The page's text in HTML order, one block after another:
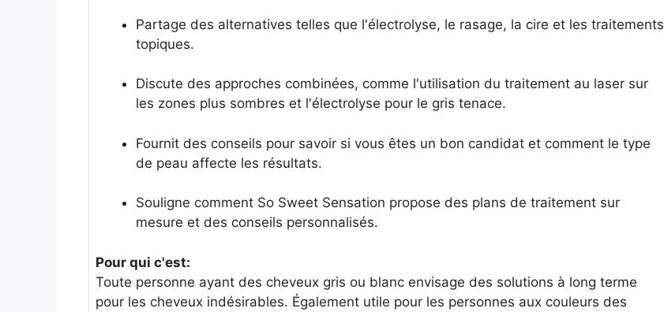
Partage des alternatives telles que l'électrolyse, le rasage, la cire et les traitements
topiques.
Discute des approches combinées, comme l'utilisation du traitement au laser sur
les zones plus sombres et l'électrolyse pour le gris tenace.
Fournit des conseils pour savoir si vous êtes un bon candidat et comment le type
de peau affecte les résultats.
Souligne comment So Sweet Sensation propose des plans de traitement sur
mesure et des conseils personnalisés.
Pour qui c'est:
Toute personne ayant des cheveux gris ou blanc envisage des solutions à long terme
pour les cheveux indésirables. Également utile pour les personnes aux couleurs des